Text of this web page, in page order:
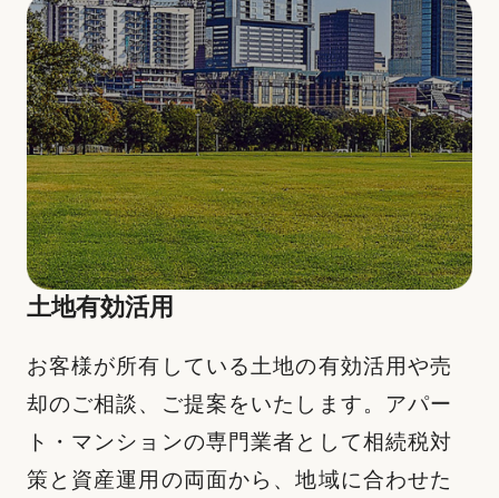
土地有効活用
お客様が所有している土地の有効活用や売
却のご相談、ご提案をいたします。アパー
ト・マンションの専門業者として相続税対
策と資産運用の両面から、地域に合わせた